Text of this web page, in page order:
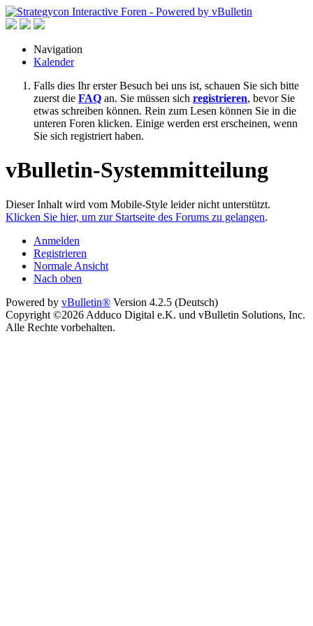
Navigation
Kalender
Falls dies Ihr erster Besuch bei uns ist, schauen Sie sich bitte
zuerst die FAQ an. Sie müssen sich registrieren, bevor Sie
etwas schreiben können. Rein zum Lesen können Sie in die
unteren Foren klicken. Einige werden erst erscheinen, wenn
Sie sich registriert haben.
vBulletin-Systemmitteilung
Dieser Inhalt wird vom Mobile-Style leider nicht unterstützt.
Klicken Sie hier, um zur Startseite des Forums zu gelangen.
Anmelden
Registrieren
Normale Ansicht
Nach oben
Powered by vBulletin® Version 4.2.5 (Deutsch)
Copyright ©2026 Adduco Digital e.K. und vBulletin Solutions, Inc.
Alle Rechte vorbehalten.